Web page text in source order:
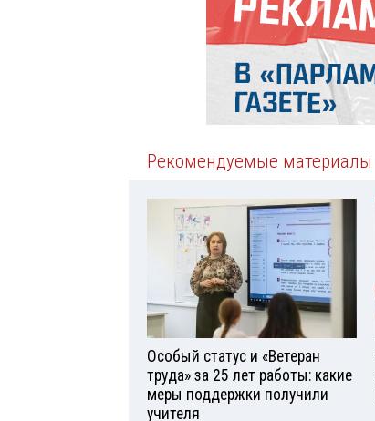
Рекомендуемые материалы
Особый статус и «Ветеран
труда» за 25 лет работы: какие
меры поддержки получили
учителя